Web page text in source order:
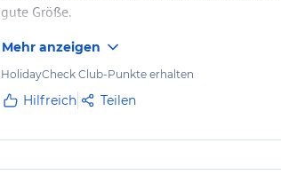
gute Größe.
Mehr anzeigen
HolidayCheck Club-Punkte erhalten
Hilfreich Teilen